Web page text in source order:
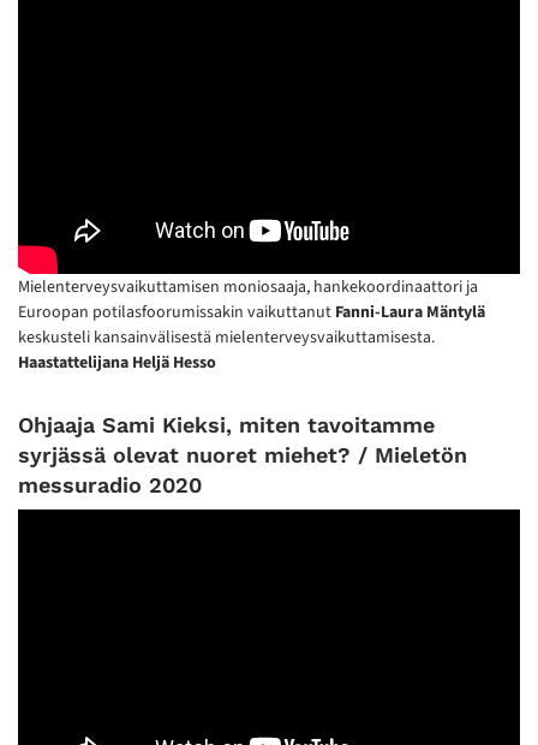
Mielenterveysvaikuttamisen moniosaaja, hankekoordinaattori ja
Euroopan potilasfoorumissakin vaikuttanut Fanni-Laura Mäntylä
keskusteli kansainvälisestä mielenterveysvaikuttamisesta.
Haastattelijana Heljä Hesso
Ohjaaja Sami Kieksi, miten tavoitamme
syrjässä olevat nuoret miehet? / Mieletön
messuradio 2020